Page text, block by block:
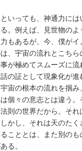
いっても、神通力に
。例えば、見世物のよ
もあるが、今、僕がイ
、宇宙の流れとこちら
が極めてスムーズに流
の証として現象化が
宙の根本の流れを掴み
個々の意志とは違う
則の世界だから。そ
かし、それは天のたく
こととは、また別の
る。